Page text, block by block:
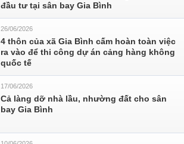
đầu tư tại sân bay Gia Bình
26/06/2026
4 thôn của xã Gia Bình cấm hoàn toàn việc
ra vào để thi công dự án cảng hàng không
quốc tế
17/06/2026
Cả làng dỡ nhà lầu, nhường đất cho sân
bay Gia Bình